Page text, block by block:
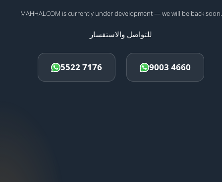
MAHHALCOM is currently under development — we will be back soon.
للتواصل والاستفسار
5522 7176 9003 4660